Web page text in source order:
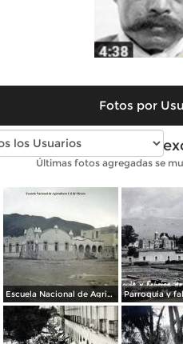
Fotos por
Fotos antiguas de
Últimas fotos agregadas se
Escuela Nacional de Agricultura Cd de México